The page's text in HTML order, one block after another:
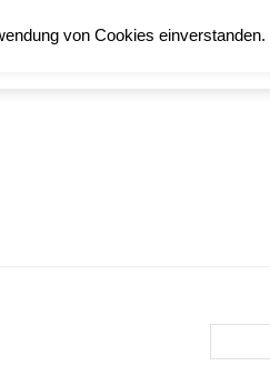
von Cookies einverstanden.